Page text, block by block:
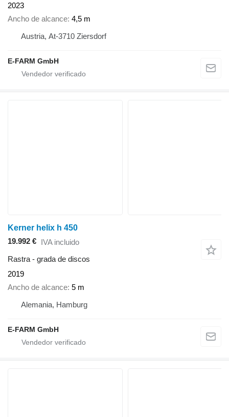
2023
Ancho de alcance 4,5 m
Austria, At-3710 Ziersdorf
E-FARM GmbH
Kerner helix h 450
19.992 € IVA incluido
Rastra - grada de discos
2019
Ancho de alcance 5 m
Alemania, Hamburg
E-FARM GmbH